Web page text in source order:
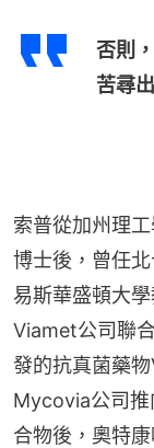
否則
苦尋
索普從加州理
博士後，曾任
易斯華盛頓大
Viamet公司聯
發的抗真菌藥
Mycovia公司推
合物後，奧特